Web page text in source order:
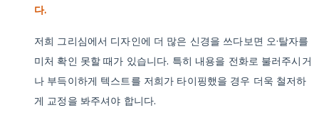
다.
저희 그리심에서 디자인에 더 많은 신경을 쓰다보면 오·탈자를
미처 확인 못할 때가 있습니다. 특히 내용을 전화로 불러주시거
나 부득이하게 텍스트를 저희가 타이핑했을 경우 더욱 철저하
게 교정을 봐주셔야 합니다.